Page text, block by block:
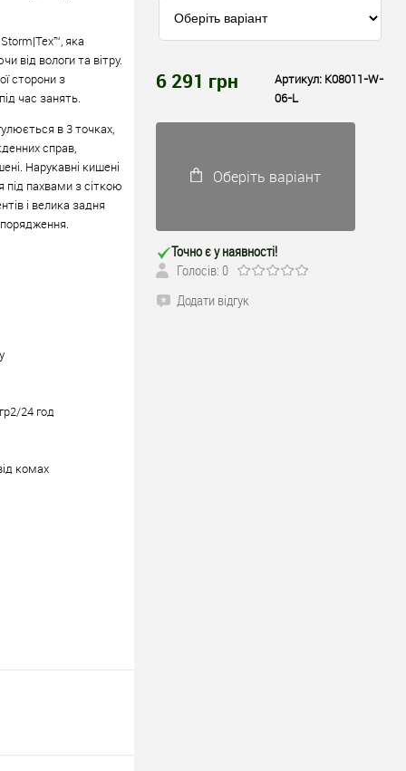
яка
від вологи та вітру.
сторони з
час занять.
в 3 точках,
справ,
Нарукавні кишені
під пахвами з сіткою
і велика задня
24 год
комах
6 291 грн Артикул: K08011-W-
06-L
Оберіть варіант
Точно є у наявності!
Голосів: 0
Додати відгук